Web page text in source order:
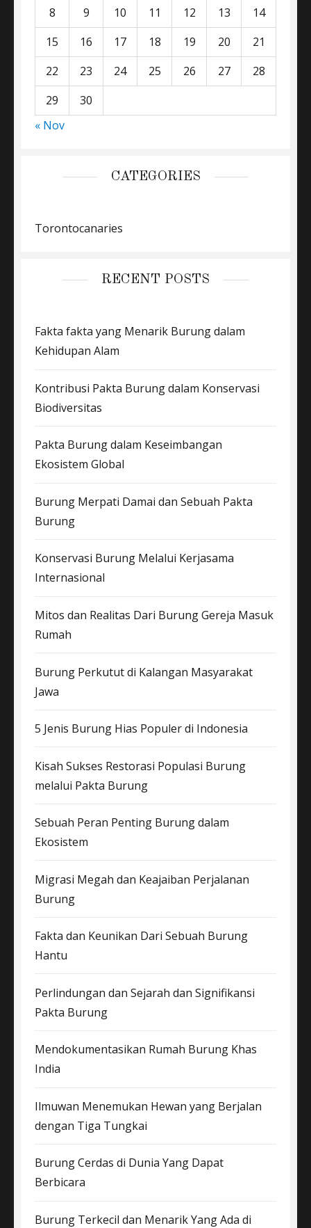
8 9 10 11 12 13
14
15
16 17 18 19 20
21
22
23 24 25 26 27
28
29
30
« Nov
CATEGORIES
Torontocanaries
RECENT POSTS
Fakta fakta yang Menarik Burung dalam
Kehidupan Alam
Kontribusi Pakta Burung dalam Konservasi
Biodiversitas
Pakta Burung dalam Keseimbangan
Ekosistem Global
Burung Merpati Damai dan Sebuah Pakta
Burung
Konservasi Burung Melalui Kerjasama
Internasional
Mitos dan Realitas Dari Burung Gereja Masuk
Rumah
Burung Perkutut di Kalangan Masyarakat
Jawa
5 Jenis Burung Hias Populer di Indonesia
Kisah Sukses Restorasi Populasi Burung
melalui Pakta Burung
Sebuah Peran Penting Burung dalam
Ekosistem
Migrasi Megah dan Keajaiban Perjalanan
Burung
Fakta dan Keunikan Dari Sebuah Burung
Hantu
Perlindungan dan Sejarah dan Signifikansi
Pakta Burung
Mendokumentasikan Rumah Burung Khas
India
Ilmuwan Menemukan Hewan yang Berjalan
dengan Tiga Tungkai
Burung Cerdas di Dunia Yang Dapat
Berbicara
Burung Terkecil dan Menarik Yang Ada di